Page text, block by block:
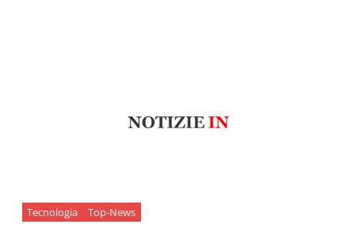
Tecnologia Top-News